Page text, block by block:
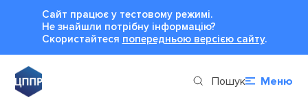
Сайт працює у тестовому режимі.
Не знайшли потрібну інформацію?
Cкористайтеся попередньою версією сайту.
Пошук Меню